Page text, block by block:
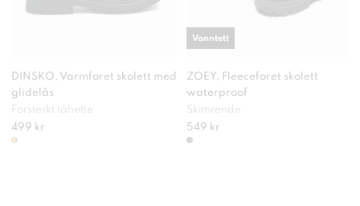
DINSKO, Varmforet skolett med
glidelås
Forsterkt tåhette
499 kr
ZOEY, Fleeceforet skolett
waterproof
Skimrende
549 kr
Vanntett